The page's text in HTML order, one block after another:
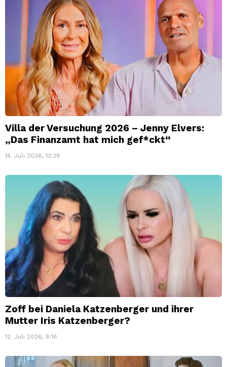
Villa der Versuchung 2026 – Jenny Elvers:
„Das Finanzamt hat mich gef*ckt“
14. Juli 2026, 13:28
Zoff bei Daniela Katzenberger und ihrer
Mutter Iris Katzenberger?
12. Juli 2026, 8:16